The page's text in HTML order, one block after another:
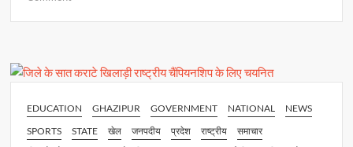
at
p
p
o
o
k
Li
n
k
तत्कालीन
समाज
आईना
–
EDUCATION GHAZIPUR GOVERNMENT NATIONAL
NEWS
SPORTS
STATE खेल जनपदीय प्रदेश राष्ट्रीय समाचार